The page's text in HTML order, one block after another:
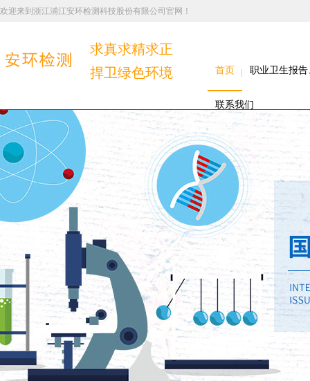
欢迎来到浙江浦江安环检测科技股份有限公司官网！
求真求精求正
捍卫绿色环境
首页 职业卫生报
联系我们